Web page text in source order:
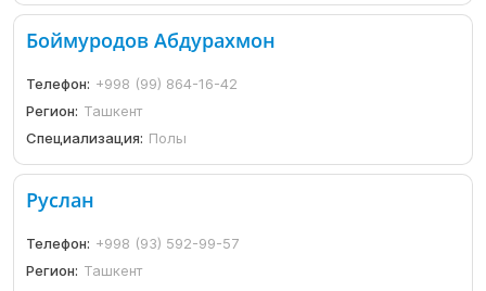
Боймуродов Абдурахмон
Телефон: +998 (99) 864-16-42
Регион: Ташкент
Специализация: Полы
Руслан
Телефон: +998 (93) 592-99-57
Регион: Ташкент